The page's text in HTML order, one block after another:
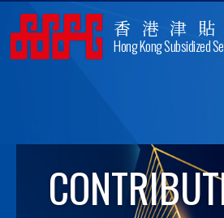
香港津
Hong Kong Subsidized